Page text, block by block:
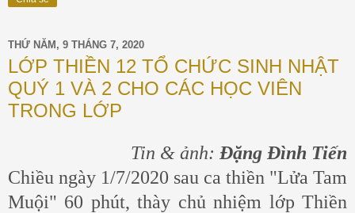
THỨ NĂM, 9 THÁNG 7, 2020
LỚP THIỀN 12 TỔ CHỨC SINH NHẬT
QUÝ 1 VÀ 2 CHO CÁC HỌC VIÊN
TRONG LỚP
Tin & ảnh: Đặng Đình Tiến
Chiều ngày 1/7/2020 sau ca thiền "Lửa Tam
Muội" 60 phút, thày chủ nhiệm lớp Thiền